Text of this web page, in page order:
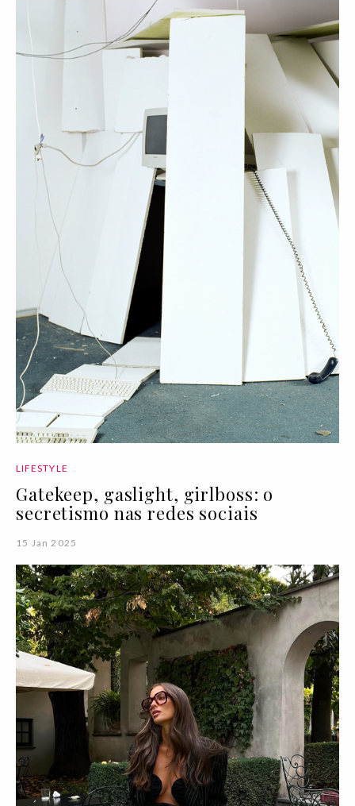
LIFESTYLE
Gatekeep, gaslight, girlboss: o
secretismo nas redes sociais
15 Jan 2025